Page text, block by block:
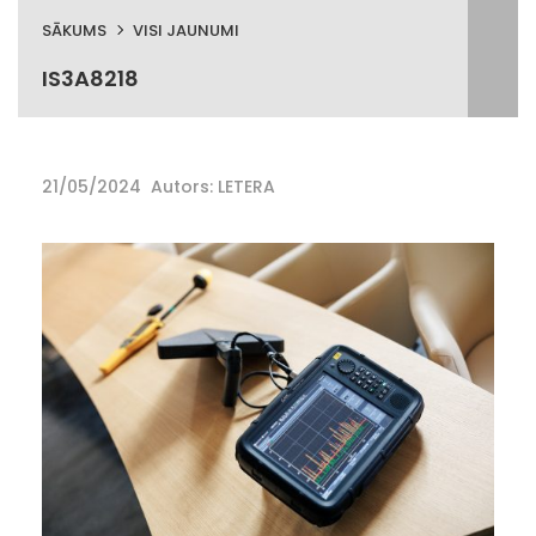
SĀKUMS VISI JAUNUMI
IS3A8218
21/05/2024 Autors: LETERA